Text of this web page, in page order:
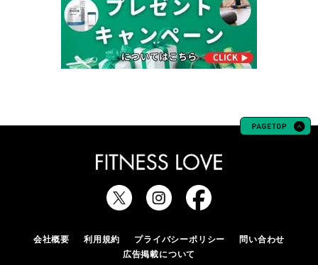
会社概要 利用規約 プライバシーポリシー
問い合わせ
広告掲載について